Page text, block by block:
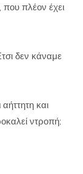
που πλέον έχει
δεν κάναμε
και
ντροπή;